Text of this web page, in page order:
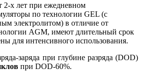
2-х лет при ежедневном
по технологии GEL (с
электролитом) в отличие от
AGM, имеют длительный срок
для интенсивного использования.
заряда при глубине разряда (DOD)
при DOD-60%.